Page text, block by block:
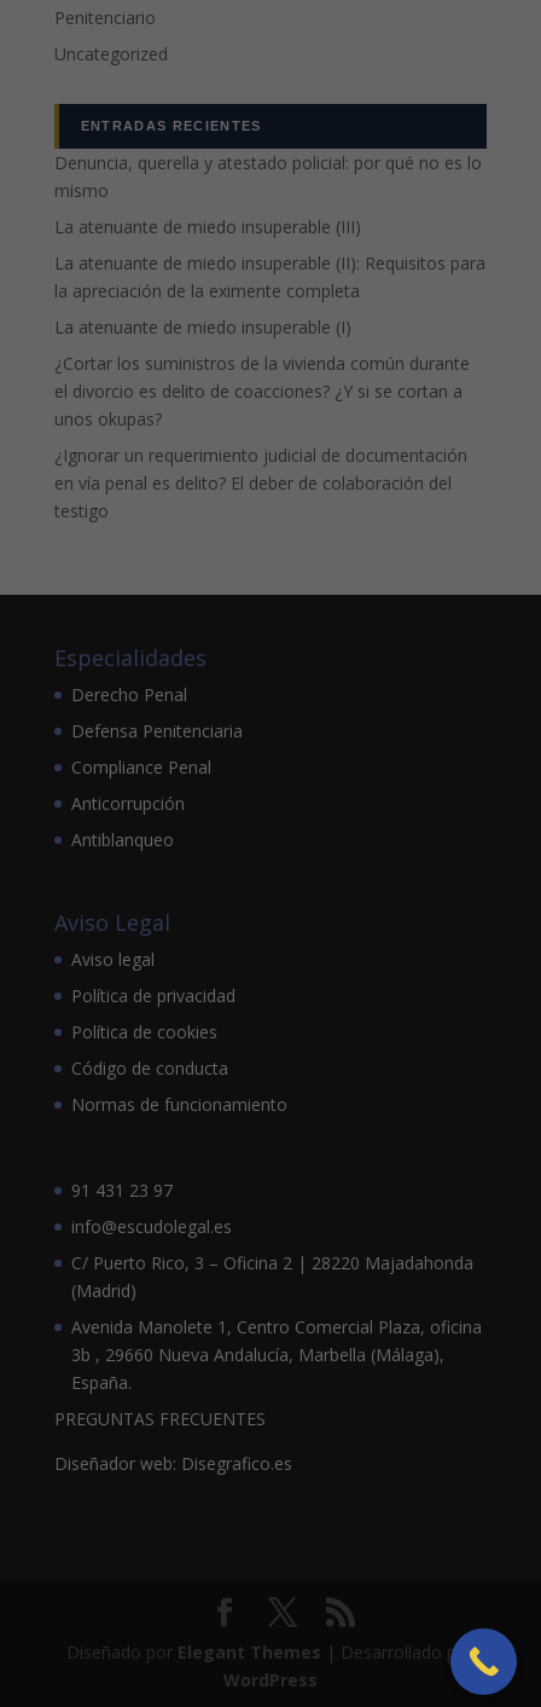
Penitenciario
Uncategorized
ENTRADAS RECIENTES
Denuncia, querella y atestado policial: por qué no es lo
mismo
La atenuante de miedo insuperable (III)
La atenuante de miedo insuperable (II): Requisitos para
la apreciación de la eximente completa
La atenuante de miedo insuperable (I)
¿Cortar los suministros de la vivienda común durante
el divorcio es delito de coacciones? ¿Y si se cortan a
unos okupas?
¿Ignorar un requerimiento judicial de documentación
en vía penal es delito? El deber de colaboración del
testigo
Especialidades
Derecho Penal
Defensa Penitenciaria
Compliance Penal
Anticorrupción
Antiblanqueo
Aviso Legal
Aviso legal
Política de privacidad
Política de cookies
Código de conducta
Normas de funcionamiento
91 431 23 97
info@escudolegal.es
C/ Puerto Rico, 3 – Oficina 2 | 28220 Majadahonda
(Madrid)
Avenida Manolete 1, Centro Comercial Plaza, oficina
3b , 29660 Nueva Andalucía, Marbella (Málaga),
España.
PREGUNTAS FRECUENTES
Diseñador web: Disegrafico.es
Diseñado por Elegant Themes | Desarrollado por
WordPress